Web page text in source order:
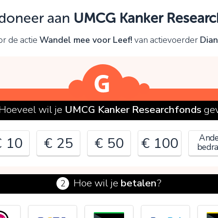
aan UMCG Kanker
de actie Wandel mee voor Leef! van actievoerder
wil je UMCG Kanker Researchfonds
10 € 25 € 50 € 100
€
2 Hoe wil je betalen?
Oeps!
kunt nog niet verder vanwege:
OK